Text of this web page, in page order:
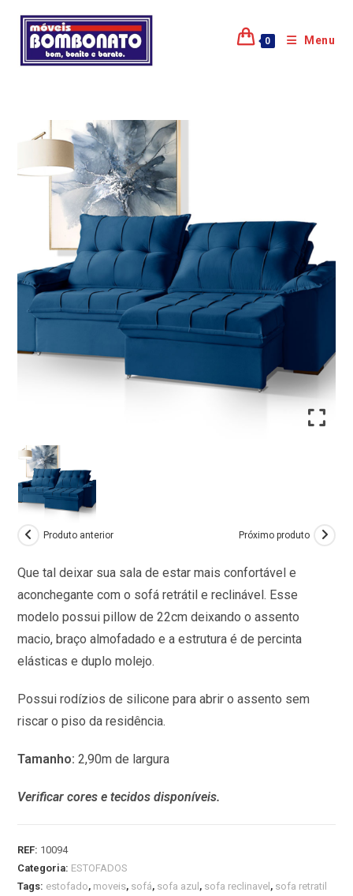
0 Menu
Produto anterior Próximo produto
Que tal deixar sua sala de estar mais confortável e
aconchegante com o sofá retrátil e reclinável. Esse
modelo possui pillow de 22cm deixando o assento
macio, braço almofadado e a estrutura é de percinta
elásticas e duplo molejo.
Possui rodízios de silicone para abrir o assento sem
riscar o piso da residência.
Tamanho: 2,90m de largura
Verificar cores e tecidos disponíveis.
REF: 10094
Categoria: ESTOFADOS
Tags: estofado, moveis, sofá, sofa azul , sofa reclinavel , sofa retratil